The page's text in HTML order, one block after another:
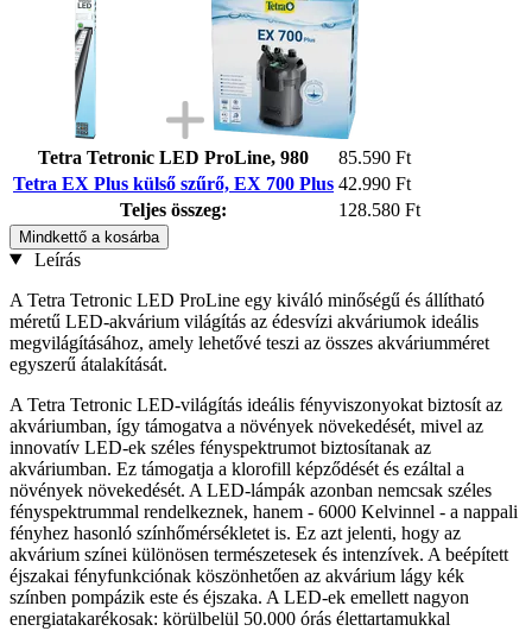
Tetra Tetronic LED ProLine, 980
85.590 Ft
Tetra EX Plus külső szűrő, EX 700 Plus 42.990 Ft
Teljes összeg:
128.580 Ft
Mindkettő a kosárba
Leírás
A Tetra Tetronic LED ProLine egy kiváló minőségű és állítható
méretű LED-akvárium világítás az édesvízi akváriumok ideális
megvilágításához, amely lehetővé teszi az összes akváriumméret
egyszerű átalakítását.
A Tetra Tetronic LED-világítás ideális fényviszonyokat biztosít az
akváriumban, így támogatva a növények növekedését, mivel az
innovatív LED-ek széles fényspektrumot biztosítanak az
akváriumban. Ez támogatja a klorofill képződését és ezáltal a
növények növekedését. A LED-lámpák azonban nemcsak széles
fényspektrummal rendelkeznek, hanem - 6000 Kelvinnel - a nappali
fényhez hasonló színhőmérsékletet is. Ez azt jelenti, hogy az
akvárium színei különösen természetesek és intenzívek. A beépített
éjszakai fényfunkciónak köszönhetően az akvárium lágy kék
színben pompázik este és éjszaka. A LED-ek emellett nagyon
energiatakarékosak: körülbelül 50.000 órás élettartamukkal